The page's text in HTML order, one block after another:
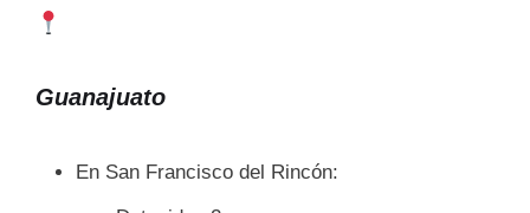
Guanajuato
En San Francisco del Rincón: